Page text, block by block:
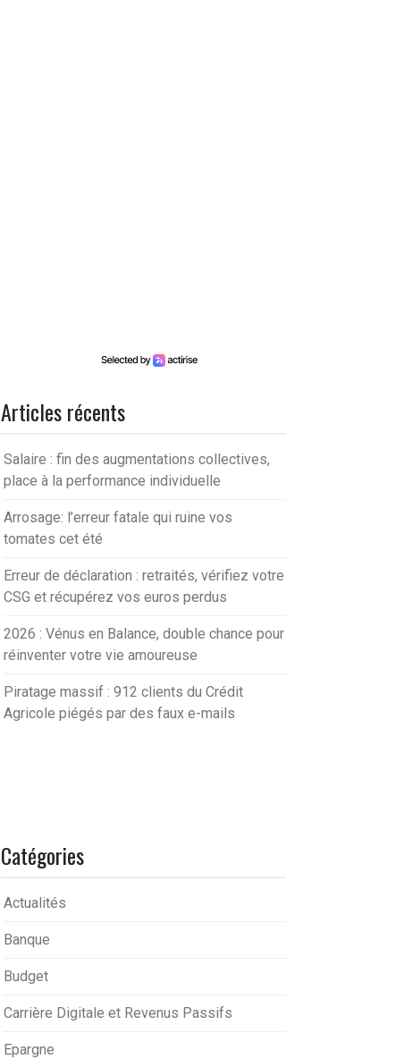
Articles récents
Salaire : fin des augmentations collectives,
place à la performance individuelle
Arrosage: l’erreur fatale qui ruine vos
tomates cet été
Erreur de déclaration : retraités, vérifiez votre
CSG et récupérez vos euros perdus
2026 : Vénus en Balance, double chance pour
réinventer votre vie amoureuse
Piratage massif : 912 clients du Crédit
Agricole piégés par des faux e-mails
Catégories
Actualités
Banque
Budget
Carrière Digitale et Revenus Passifs
Epargne